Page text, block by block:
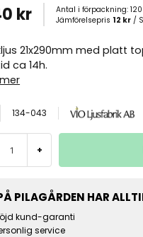
kr Antal i förpackning:120
Jämförelsepris 12 kr /
21x290mm med platt
ca 14h.
134-043
+
PILAGÅRDEN HAR
kund-garanti
service